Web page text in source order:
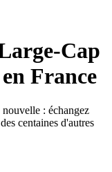
Cap
France
: échangez
centaines d'autres